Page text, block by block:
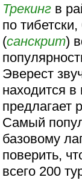
Трекинг в
по
(санскрит)
Эверест
находится
предлагает
Самый
базовому
поверить,
всего 200